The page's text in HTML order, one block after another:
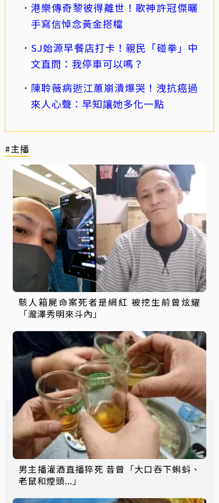
港樂傳奇黎彼得離世！歌神許冠傑曬
手寫信悼念黃金搭檔
SJ始源早餐店打卡！親民「碰拳」中
文直問：我停車可以嗎？
陳聆薇病逝江蕙崩潰爆哭！洩抗癌過
來人心聲：早知讓她多化一點
#主播
駭人箱屍命案死者是網紅 被挖生前曾炫耀
「瀧澤秀明來斗內」
男主播灌酒直播猝死 昔曾「大口吞下蝌蚪、
老鼠和煙頭...」